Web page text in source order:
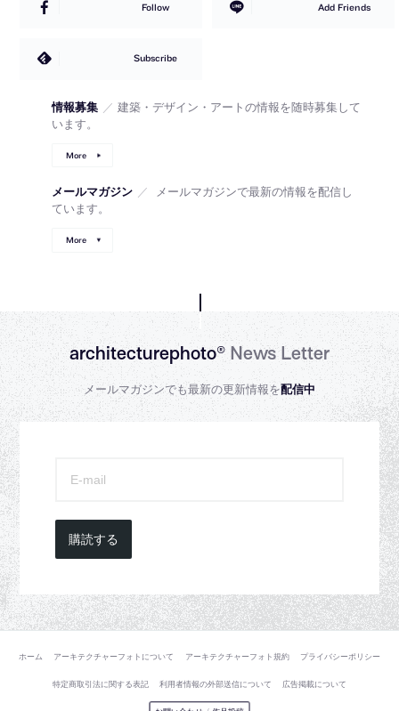
Follow Add Friends
Subscribe
情報募集 ／ 建築・デザイン・アートの情報を随時募集して
います。
More
メールマガジン ／
メールマガジンで最新の情報を配信し
ています。
More
architecturephoto®News Letter
メールマガジンでも最新の更新情報を配信中
購読する
ホーム アーキテクチャーフォトについて アーキテクチャーフォト規約 プライバシーポリシー
特定商取引法に関する表記 利用者情報の外部送信について 広告掲載について